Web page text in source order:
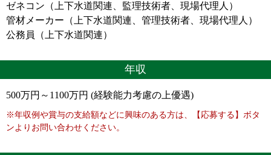
ゼネコン（上下水道関連、監理技術者、現場代理人）
管材メーカー（上下水道関連、管理技術者、現場代理人）
公務員（上下水道関連）
年収
500万円～1100万円 (経験能力考慮の上優遇)
※年収例や賞与の支給額などに興味のある方は、【応募する】ボタ
ンよりお問い合わせください。